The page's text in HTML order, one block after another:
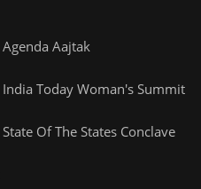
Agenda Aajtak
India Today Woman's Summit
State Of The States Conclave